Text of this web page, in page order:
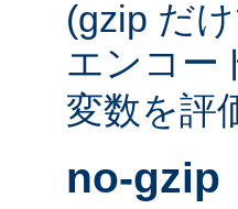
(gzip だ
エンコー
変数を評
no-gzip